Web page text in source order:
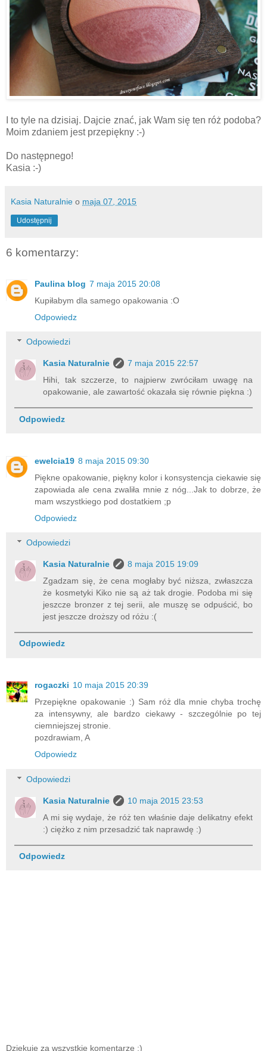
I to tyle na dzisiaj. Dajcie znać, jak Wam się ten róż podoba?
Moim zdaniem jest przepiękny :-)
Do następnego!
Kasia :-)
Kasia Naturalnie o maja 07, 2015
Udostępnij
6 komentarzy:
Paulina blog 7 maja 2015 20:08
Kupiłabym dla samego opakowania :O
Odpowiedz
Odpowiedzi
Kasia Naturalnie
7 maja 2015 22:57
Hihi, tak szczerze, to najpierw zwróciłam uwagę na
opakowanie, ale zawartość okazała się równie piękna :)
Odpowiedz
ewelcia19 8 maja 2015 09:30
Piękne opakowanie, piękny kolor i konsystencja ciekawie się
zapowiada ale cena zwaliła mnie z nóg...Jak to dobrze, że
mam wszystkiego pod dostatkiem ;p
Odpowiedz
Odpowiedzi
Kasia Naturalnie
8 maja 2015 19:09
Zgadzam się, że cena mogłaby być niższa, zwłaszcza
że kosmetyki Kiko nie są aż tak drogie. Podoba mi się
jeszcze bronzer z tej serii, ale muszę se odpuścić, bo
jest jeszcze droższy od różu :(
Odpowiedz
rogaczki 10 maja 2015 20:39
Przepiękne opakowanie :) Sam róż dla mnie chyba trochę
za intensywny, ale bardzo ciekawy - szczególnie po tej
ciemniejszej stronie.
pozdrawiam, A
Odpowiedz
Odpowiedzi
Kasia Naturalnie
10 maja 2015 23:53
A mi się wydaje, że róż ten właśnie daje delikatny efekt
:) ciężko z nim przesadzić tak naprawdę :)
Odpowiedz
Dziękuję za wszystkie komentarze :)